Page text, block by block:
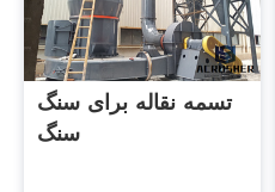
تسمه نقاله برای سنگ
سنگ